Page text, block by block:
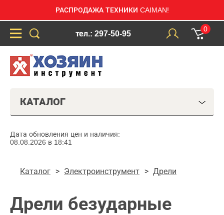
РАСПРОДАЖА ТЕХНИКИ CAIMAN!
тел.: 297-50-95
0
КАТАЛОГ
Дата обновления цен и наличия:
08.08.2026 в 18:41
Каталог Электроинструмент Дрели
Дрели безударные